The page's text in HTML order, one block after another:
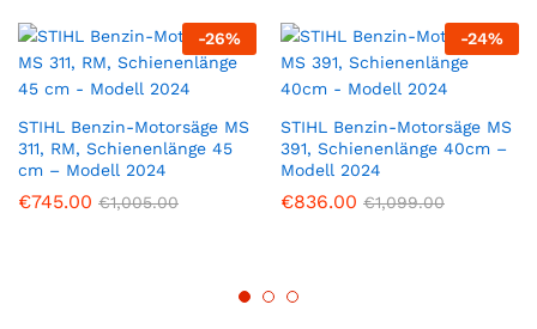
-26%
STIHL Benzin-Motorsäge MS
311, RM, Schienenlänge 45
cm – Modell 2024
€745.00 €1,005.00
-24%
STIHL Benzin-Motorsäge MS
391, Schienenlänge 40cm –
Modell 2024
€836.00 €1,099.00